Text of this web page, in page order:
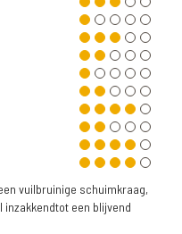
vuilbruinige schuimkraag,
een blijvend